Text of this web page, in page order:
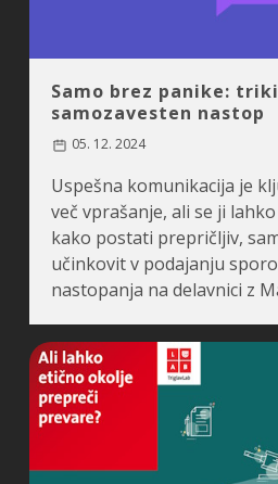
Samo brez panike:
samozavesten nastop
05. 12. 2024
Uspešna komunikacija je
več vprašanje, ali se ji
kako postati prepričljiv,
učinkovit v podajanju
nastopanja na delavnici z